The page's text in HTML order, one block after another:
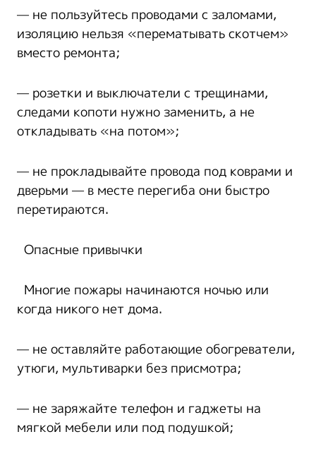
— не пользуйтесь проводами с заломами,
изоляцию нельзя «перематывать скотчем»
вместо ремонта;
— розетки и выключатели с трещинами,
следами копоти нужно заменить, а не
откладывать «на потом»;
— не прокладывайте провода под коврами и
дверьми — в месте перегиба они быстро
перетираются.
Опасные привычки
Многие пожары начинаются ночью или
когда никого нет дома.
— не оставляйте работающие обогреватели,
утюги, мультиварки без присмотра;
— не заряжайте телефон и гаджеты на
мягкой мебели или под подушкой;